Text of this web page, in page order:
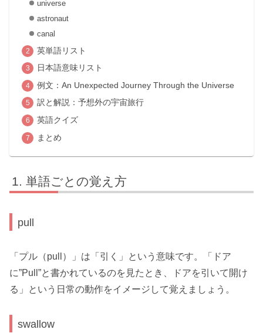
universe
astronaut
canal
英単語リスト
日本語意味リスト
例文：An Unexpected Journey Through the Universe
訳と解説：予想外の宇宙旅行
英語クイズ
まとめ
単語ごとの覚え方
pull
「プル（pull）」は「引く」という意味です。「ドア
に”Pull”と書かれているのを見たとき、ドアを引いて開け
る」という日常の動作をイメージして覚えましょう。
swallow